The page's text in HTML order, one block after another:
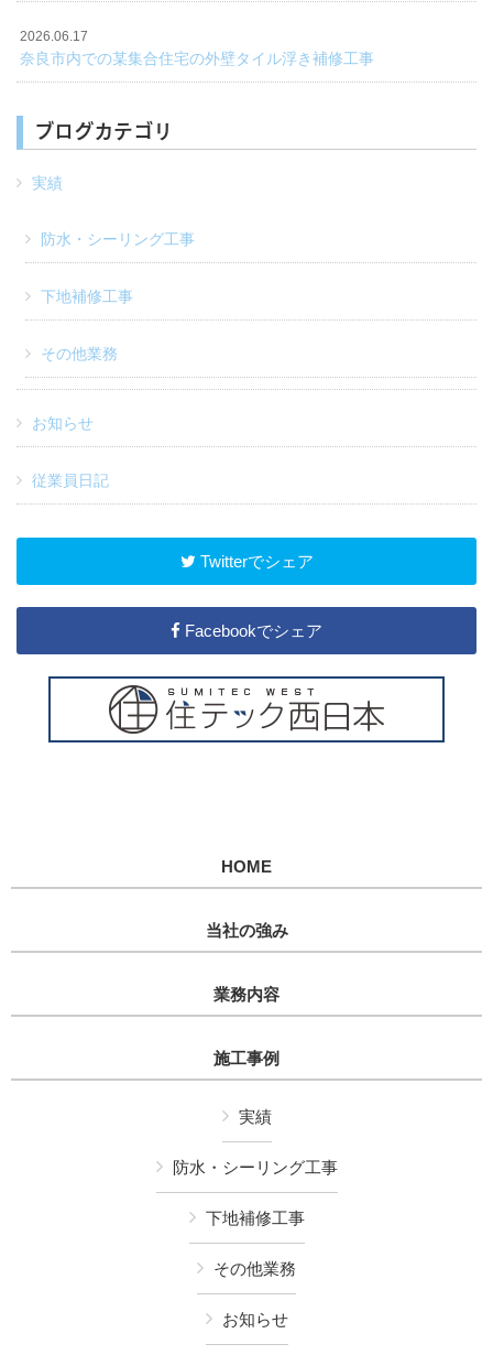
2026.06.17
奈良市内での某集合住宅の外壁タイル浮き補修工事
ブログカテゴリ
実績
防水・シーリング工事
下地補修工事
その他業務
お知らせ
従業員日記
Twitterでシェア
Facebookでシェア
HOME
当社の強み
業務内容
施工事例
実績
防水・シーリング工事
下地補修工事
その他業務
お知らせ